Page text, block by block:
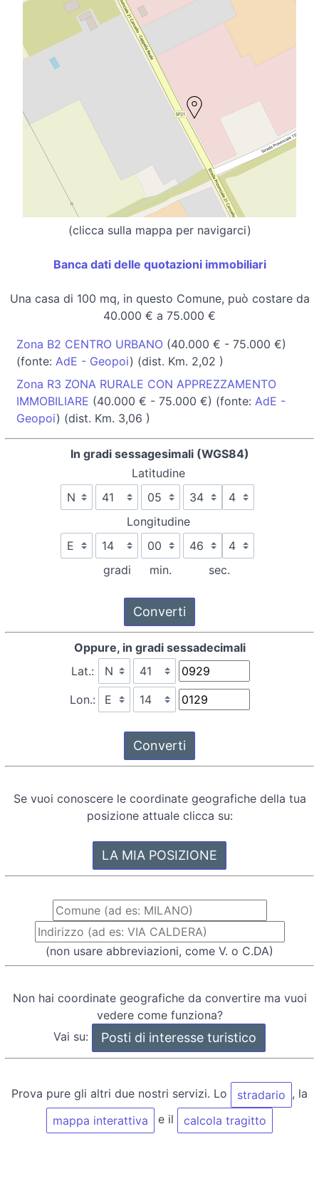
(clicca sulla mappa per navigarci)
Banca dati delle quotazioni immobiliari
Una casa di 100 mq, in questo Comune, può costare da
40.000 € a 75.000 €
Zona B2 CENTRO URBANO (40.000 € - 75.000 €)
(fonte: AdE - Geopoi) (dist. Km. 2,02 )
Zona R3 ZONA RURALE CON APPREZZAMENTO
IMMOBILIARE (40.000 € - 75.000 €) (fonte: AdE -
Geopoi) (dist. Km. 3,06 )
In gradi sessagesimali (WGS84)
Latitudine
Longitudine
gradi min. sec.
Oppure, in gradi sessadecimali
Lat.:
Lon.:
Se vuoi conoscere le coordinate geografiche della tua
posizione attuale clicca su:
(non usare abbreviazioni, come V. o C.DA)
Non hai coordinate geografiche da convertire ma vuoi
vedere come funziona?
Vai su:
Prova pure gli altri due nostri servizi. Lo stradario , la
mappa interattiva
e il calcola tragitto